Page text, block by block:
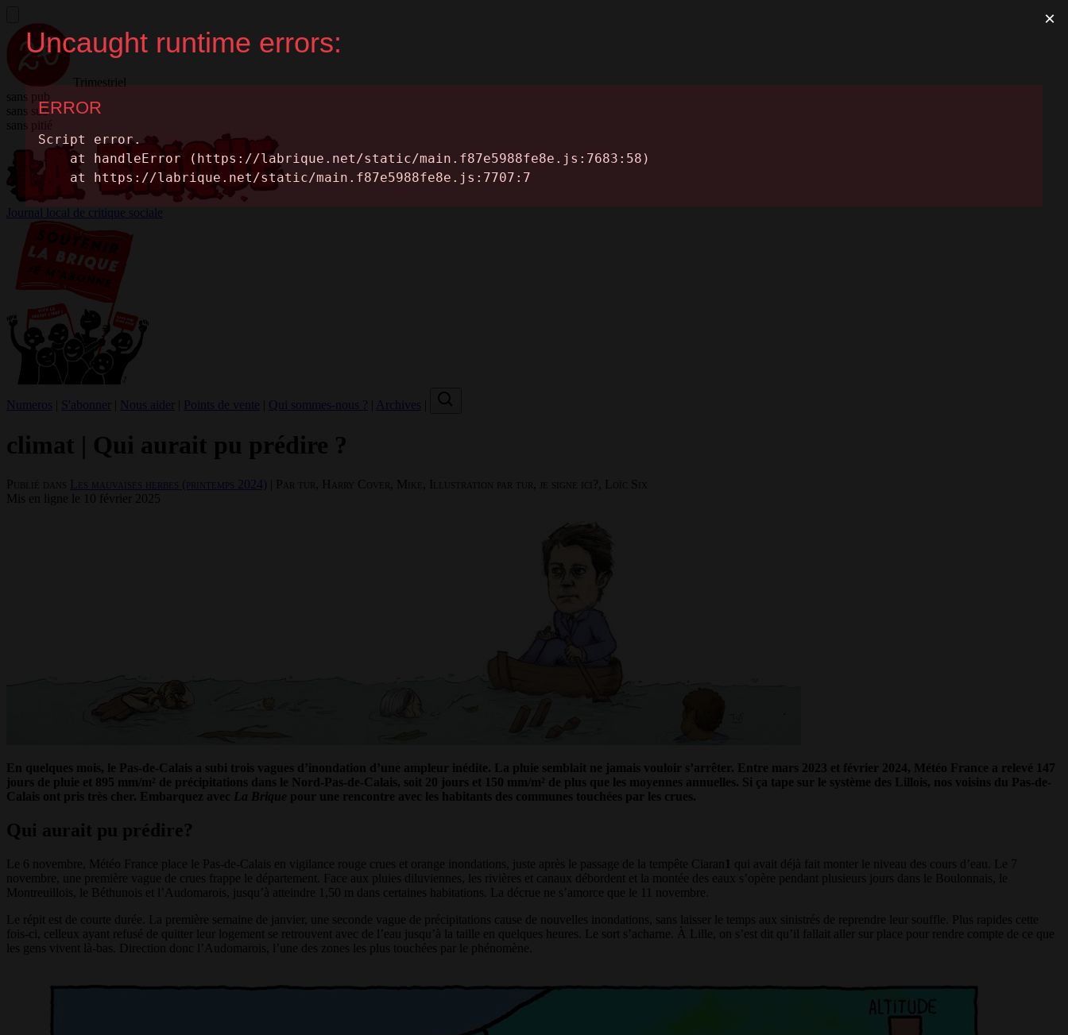
Trimestriel
sans pub
sans sub
sans pitié
Journal local de critique sociale
Numeros S'abonner Nous aider Points de vente Qui sommes-nous ? Archives
climat | Qui aurait pu prédire ?
Publié dans Les mauvaises herbes (printemps 2024) | Par tur, Harry Cover, Mike, Illustration par tur, je signe ici?, Loïc Six
Mis en ligne le 10 février 2025
En quelques mois, le Pas-de-Calais a subi trois vagues d’inondation d’une ampleur inédite. La pluie semblait ne jamais vouloir s’arrêter. Entre mars 2023 et février 2024, Météo France a relevé 147
jours de pluie et 895 mm/m² de précipitations dans le Nord-Pas-de-Calais, soit 20 jours et 150 mm/m² de plus que les moyennes annuelles. Si ça tape sur le système des Lillois, nos voisins du Pas-de-
Calais ont pris très cher. Embarquez avec La Brique pour une rencontre avec les habitants des communes touchées par les crues.
Qui aurait pu prédire?
Le 6 novembre, Météo France place le Pas-de-Calais en vigilance rouge crues et orange inondations, juste après le passage de la tempête Ciaran 1 qui avait déjà fait monter le niveau des cours d’eau. Le 7
novembre, une première vague de crues frappe le département. Face aux pluies diluviennes, les rivières et canaux débordent et la montée des eaux s’opère pendant plusieurs jours dans le Boulonnais, le
Montreuillois, le Béthunois et l’Audomarois, jusqu’à atteindre 1,50 m dans certaines habitations. La décrue ne s’amorce que le 11 novembre.
Le répit est de courte durée. La première semaine de janvier, une seconde vague de précipitations cause de nouvelles inondations, sans laisser le temps aux sinistrés de reprendre leur souffle. Plus rapides cette
fois-ci, celleux ayant refusé de quitter leur logement se retrouvent avec de l’eau jusqu’à la taille en quelques heures. Le sort s’acharne. À Lille, on s’est dit qu’il fallait aller sur place pour rendre compte de ce que
les gens vivent là-bas. Direction donc l’Audomarois, l’une des zones les plus touchées par le phénomène.